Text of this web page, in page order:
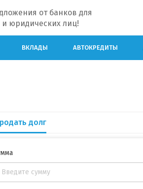
от банков для
юридических лиц!
ВКЛАДЫ АВТОКРЕДИТЫ
долг